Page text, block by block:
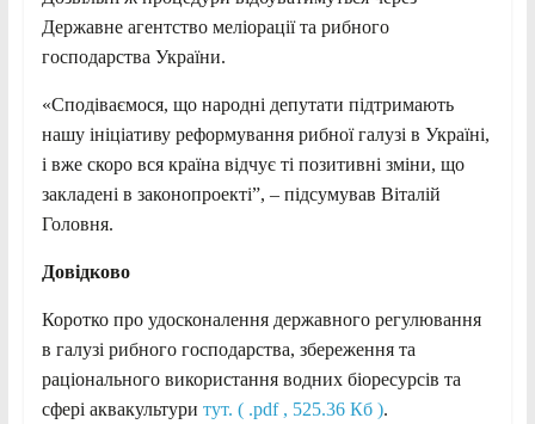
Державне агентство меліорації та рибного
господарства України.
«Сподіваємося, що народні депутати підтримають
нашу ініціативу реформування рибної галузі в Україні,
і вже скоро вся країна відчує ті позитивні зміни, що
закладені в законопроекті”, – підсумував Віталій
Головня.
Довідково
Коротко про удосконалення державного регулювання
в галузі рибного господарства, збереження та
раціонального використання водних біоресурсів та
сфері аквакультури тут. ( .pdf , 525.36 Кб ).